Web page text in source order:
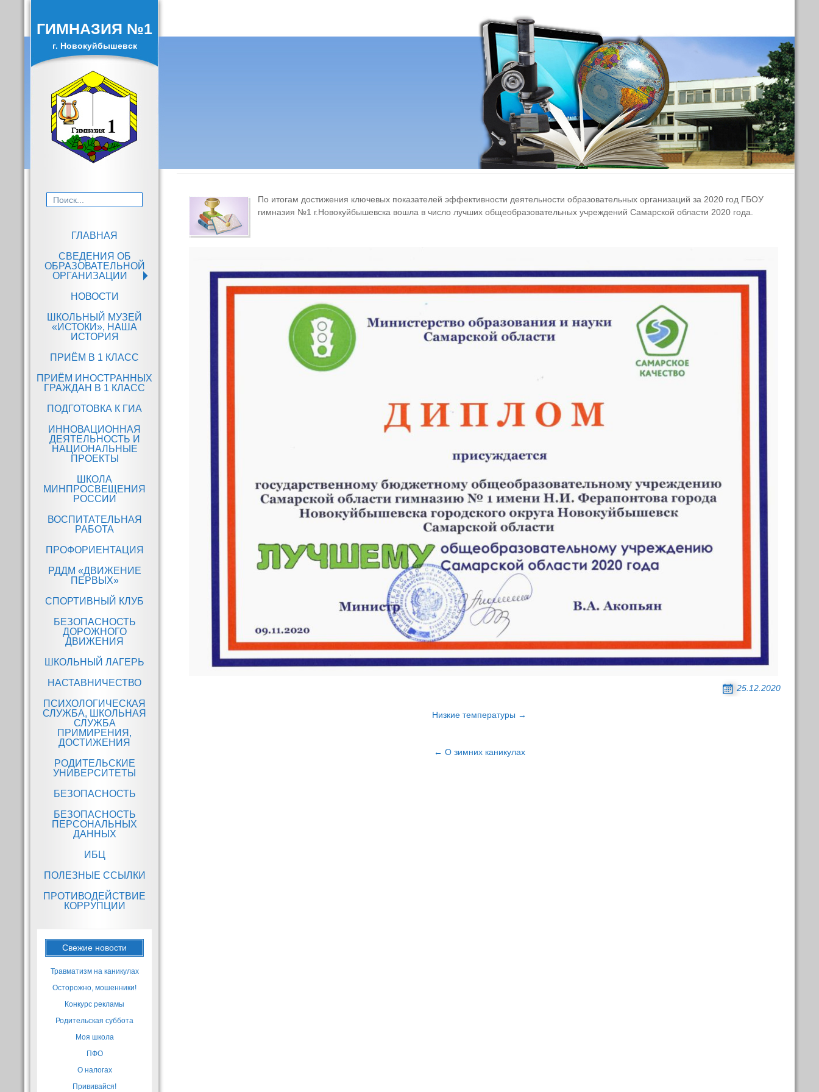
ГИМНАЗИЯ №1
г. Новокуйбышевск
Искать:
ГЛАВНАЯ
СВЕДЕНИЯ ОБ
ОБРАЗОВАТЕЛЬНОЙ
ОРГАНИЗАЦИИ
Структура и органы
управления
образовательной
Внеурочная
деятельность
оснащенность
образовательного
процесса. Доступная
образовательные
приема (перевода)
Стипендии и иные
виды материальной
поддержки
НОВОСТИ
ШКОЛЬНЫЙ МУЗЕЙ
«ИСТОКИ», НАША
ИСТОРИЯ
ПРИЁМ В 1 КЛАСС
ПРИЁМ ИНОСТРАННЫХ
ГРАЖДАН В 1 КЛАСС
ПОДГОТОВКА К ГИА
ИННОВАЦИОННАЯ
ДЕЯТЕЛЬНОСТЬ И
НАЦИОНАЛЬНЫЕ
ПРОЕКТЫ
ШКОЛА
МИНПРОСВЕЩЕНИЯ
РОССИИ
ВОСПИТАТЕЛЬНАЯ
РАБОТА
ПРОФОРИЕНТАЦИЯ
РДДМ «ДВИЖЕНИЕ
ПЕРВЫХ»
СПОРТИВНЫЙ КЛУБ
БЕЗОПАСНОСТЬ
ДОРОЖНОГО
ДВИЖЕНИЯ
ШКОЛЬНЫЙ ЛАГЕРЬ
НАСТАВНИЧЕСТВО
ПСИХОЛОГИЧЕСКАЯ
СЛУЖБА, ШКОЛЬНАЯ
СЛУЖБА
ПРИМИРЕНИЯ,
ДОСТИЖЕНИЯ
РОДИТЕЛЬСКИЕ
УНИВЕРСИТЕТЫ
БЕЗОПАСНОСТЬ
БЕЗОПАСНОСТЬ
ПЕРСОНАЛЬНЫХ
ДАННЫХ
ИБЦ
ПОЛЕЗНЫЕ ССЫЛКИ
ПРОТИВОДЕЙСТВИЕ
КОРРУПЦИИ
Свежие новости
Травматизм на каникулах
Осторожно, мошенники!
Конкурс рекламы
Родительская суббота
Моя школа
ПФО
О налогах
Прививайся!
По итогам достижения ключевых показателей эффективности деятельности образовательных организаций за 2020 год ГБОУ
гимназия №1 г.Новокуйбышевска вошла в число лучших общеобразовательных учреждений Самарской области 2020 года.
25.12.2020
Низкие температуры →
← О зимних каникулах